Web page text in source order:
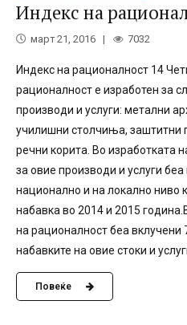
Индекс на
март 21, 2016 7032
Индекс на рационалност 14
рационалност е изработен за
производи и услуги: метални
училишни столчиња, заштитни
речни корита. Во изработката
за овие производи и услуги
национално и на локално ниво
набавка во 2014 и 2015
на рационалност беа вклучени
набавките на овие стоки и
Повеќе